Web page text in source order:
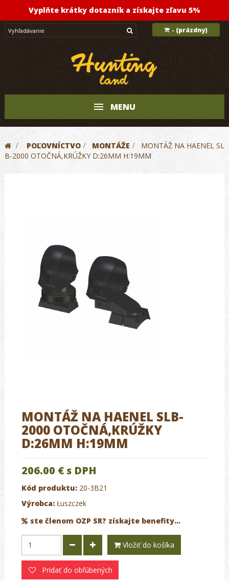
Vyplňte krátky dotazník a získajte zľavu 5%
- (prázdny)
MENU
> POĽOVNÍCTVO > MONTÁŽE >
MONTÁŽ NA HAENEL SL
B-2000 OTOČNÁ,KRÚŽKY D:26MM H:19MM
MONTÁŽ NA HAENEL SLB-
2000 OTOČNÁ,KRÚŽKY
D:26MM H:19MM
206.00 € s DPH
Kód produktu: 20-3B21
Výrobca: Łuszczek
ste členom OZP SR? získajte benefity...
Vložiť do košíka
Pridať do obľúbených